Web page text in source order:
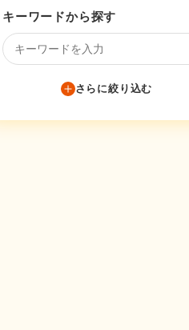
キーワードから探す
さらに絞り込む